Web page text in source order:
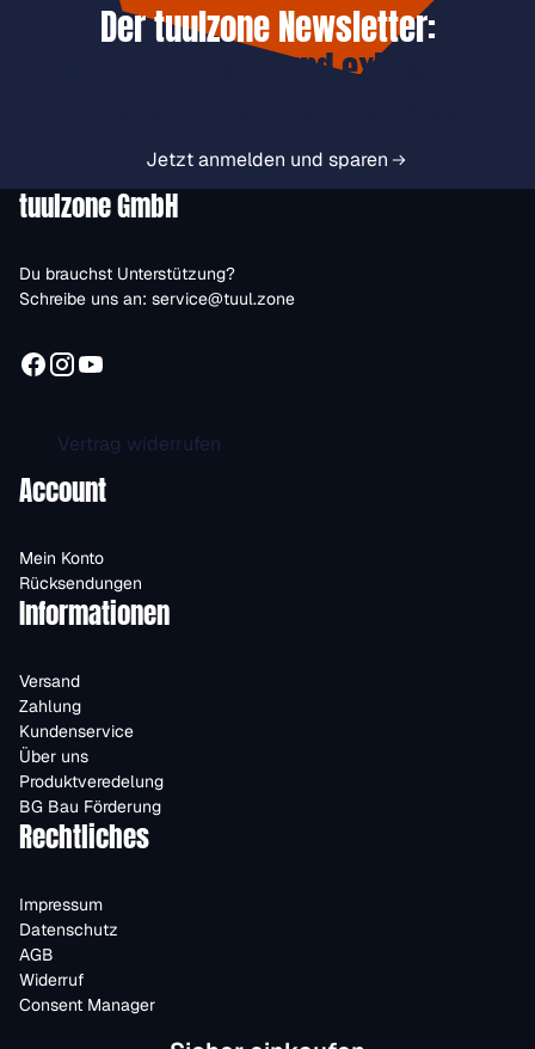
Der tuulzone Newsletter:
Jetzt anmelden und exklusive
Jetzt anmelden und sparen
tuulzone GmbH
Du brauchst Unterstützung?
Schreibe uns an: service@tuul.zone
Vertrag widerrufen
Account
Mein Konto
Rücksendungen
Informationen
Versand
Zahlung
Kundenservice
Über uns
Produktveredelung
BG Bau Förderung
Rechtliches
Impressum
Datenschutz
AGB
Widerruf
Consent Manager